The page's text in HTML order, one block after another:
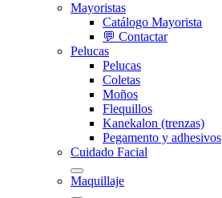
Mayoristas
Catálogo Mayorista
💬 Contactar
Pelucas
Pelucas
Coletas
Moños
Flequillos
Kanekalon (trenzas)
Pegamento y adhesivos
Cuidado Facial
Maquillaje